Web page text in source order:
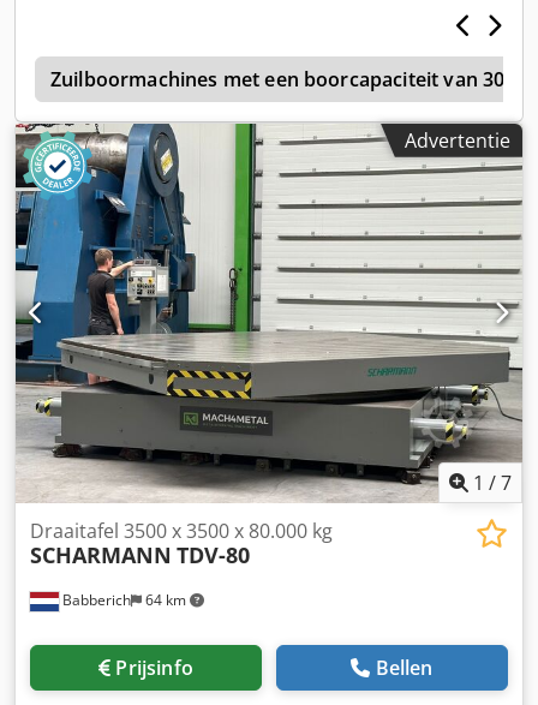
Crjdpfx Aiowq Rmceief Hoogte: 340mm Gewicht: 2000kg
Zuilboormachines met een boorcapaciteit van 30-
Advertentie
1 /7
Babberich 64 km
Draaitafel 3500 x 3500 x 80.000 kg
SCHARMANN TDV-80
Prijsinfo Bellen